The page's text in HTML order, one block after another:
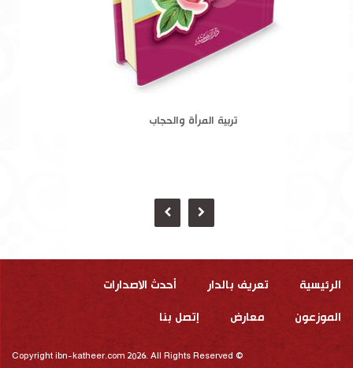
تربية المرأة والحجاب
الرئيسية تعريف بالدار أحدث الاصدارات
الموزعون معارض إتصل بنا
Copyright ibn-katheer.com 2026. All Rights Reserved ©